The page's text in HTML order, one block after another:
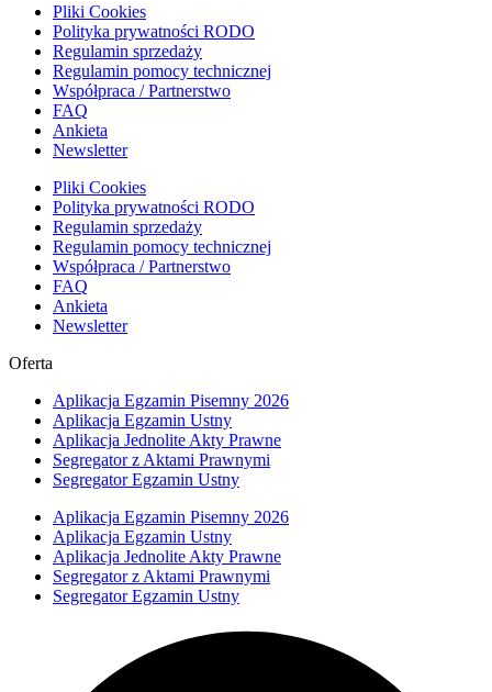
Pliki Cookies
Polityka prywatności RODO
Regulamin sprzedaży
Regulamin pomocy technicznej
Współpraca / Partnerstwo
FAQ
Ankieta
Newsletter
Pliki Cookies
Polityka prywatności RODO
Regulamin sprzedaży
Regulamin pomocy technicznej
Współpraca / Partnerstwo
FAQ
Ankieta
Newsletter
Oferta
Aplikacja Egzamin Pisemny 2026
Aplikacja Egzamin Ustny
Aplikacja Jednolite Akty Prawne
Segregator z Aktami Prawnymi
Segregator Egzamin Ustny
Aplikacja Egzamin Pisemny 2026
Aplikacja Egzamin Ustny
Aplikacja Jednolite Akty Prawne
Segregator z Aktami Prawnymi
Segregator Egzamin Ustny